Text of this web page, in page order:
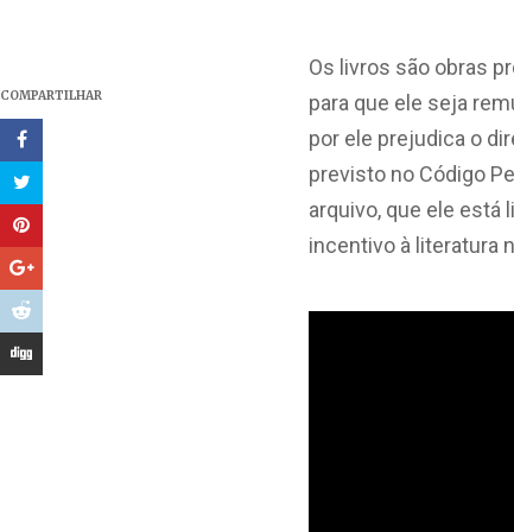
COMPARTILHAR
Os livros são obras
para que ele seja
por ele prejudica o
previsto no Código
arquivo, que ele está
incentivo à literatura